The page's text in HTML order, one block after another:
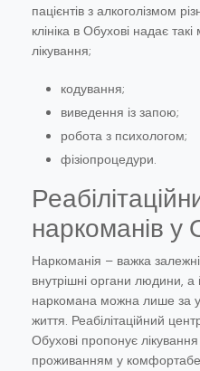
пацієнтів з алкоголізмом
клініка в Обухові надає
лікування;
кодування;
виведення із запою;
робота з психологом;
фізіопроцедури.
наркоманів у
Наркоманія – важка
внутрішні органи людини, а
наркомана можна лише за
життя. Реабілітаційний
Обухові пропонує
проживанням у